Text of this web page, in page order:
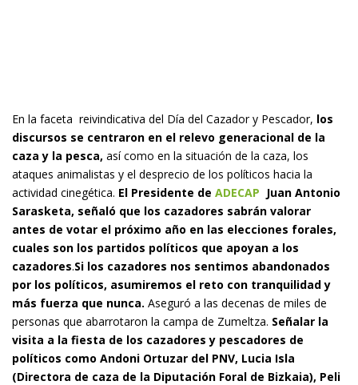
En la faceta reivindicativa del Día del Cazador y Pescador, los
discursos se centraron en el relevo generacional de la
caza y la pesca, así como en la situación de la caza, los
ataques animalistas y el desprecio de los políticos hacia la
actividad cinegética. El Presidente de ADECAP Juan Antonio
Sarasketa, señaló que los cazadores sabrán valorar
antes de votar el próximo año en las elecciones forales,
cuales son los partidos políticos que apoyan a los
cazadores.Si los cazadores nos sentimos abandonados
por los políticos, asumiremos el reto con tranquilidad y
más fuerza que nunca. Aseguró a las decenas de miles de
personas que abarrotaron la campa de Zumeltza. Señalar la
visita a la fiesta de los cazadores y pescadores de
políticos como Andoni Ortuzar del PNV, Lucia Isla
(Directora de caza de la Diputación Foral de Bizkaia), Peli